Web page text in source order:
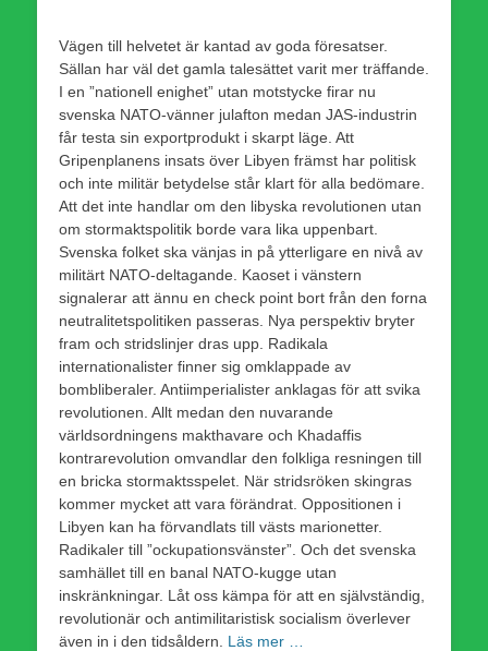
Vägen till helvetet är kantad av goda föresatser.
Sällan har väl det gamla talesättet varit mer träffande.
I en ”nationell enighet” utan motstycke firar nu
svenska NATO-vänner julafton medan JAS-industrin
får testa sin exportprodukt i skarpt läge. Att
Gripenplanens insats över Libyen främst har politisk
och inte militär betydelse står klart för alla bedömare.
Att det inte handlar om den libyska revolutionen utan
om stormaktspolitik borde vara lika uppenbart.
Svenska folket ska vänjas in på ytterligare en nivå av
militärt NATO-deltagande. Kaoset i vänstern
signalerar att ännu en check point bort från den forna
neutralitetspolitiken passeras. Nya perspektiv bryter
fram och stridslinjer dras upp. Radikala
internationalister finner sig omklappade av
bombliberaler. Antiimperialister anklagas för att svika
revolutionen. Allt medan den nuvarande
världsordningens makthavare och Khadaffis
kontrarevolution omvandlar den folkliga resningen till
en bricka stormaktsspelet. När stridsröken skingras
kommer mycket att vara förändrat. Oppositionen i
Libyen kan ha förvandlats till västs marionetter.
Radikaler till ”ockupationsvänster”. Och det svenska
samhället till en banal NATO-kugge utan
inskränkningar. Låt oss kämpa för att en självständig,
revolutionär och antimilitaristisk socialism överlever
även in i den tidsåldern. Läs mer …